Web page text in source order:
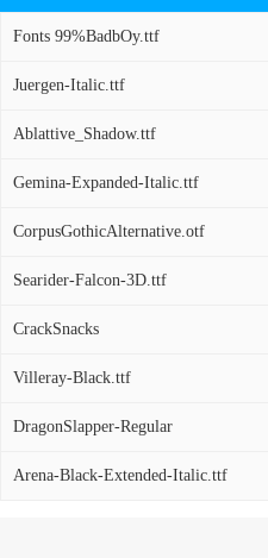
Fonts 99%BadbOy.ttf
Juergen-Italic.ttf
Ablattive_Shadow.ttf
Gemina-Expanded-Italic.ttf
CorpusGothicAlternative.otf
Searider-Falcon-3D.ttf
CrackSnacks
Villeray-Black.ttf
DragonSlapper-Regular
Arena-Black-Extended-Italic.ttf